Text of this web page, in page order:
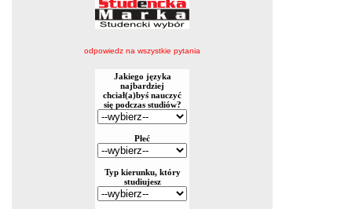
odpowiedz na wszystkie pytania